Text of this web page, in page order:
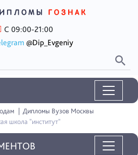
С 09:00-21:00
@Dip_Evgeniy
Дипломы Вузов Москвы
школа "институт"